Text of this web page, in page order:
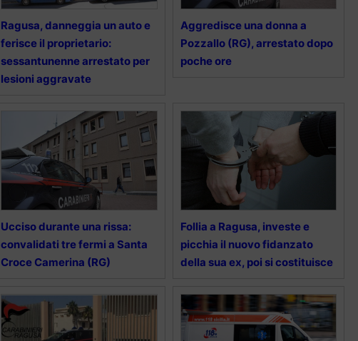
Ragusa, danneggia un auto e
ferisce il proprietario:
sessantunenne arrestato per
lesioni aggravate
Aggredisce una donna a
Pozzallo (RG), arrestato dopo
poche ore
Ucciso durante una rissa:
convalidati tre fermi a Santa
Croce Camerina (RG)
Follia a Ragusa, investe e
picchia il nuovo fidanzato
della sua ex, poi si costituisce